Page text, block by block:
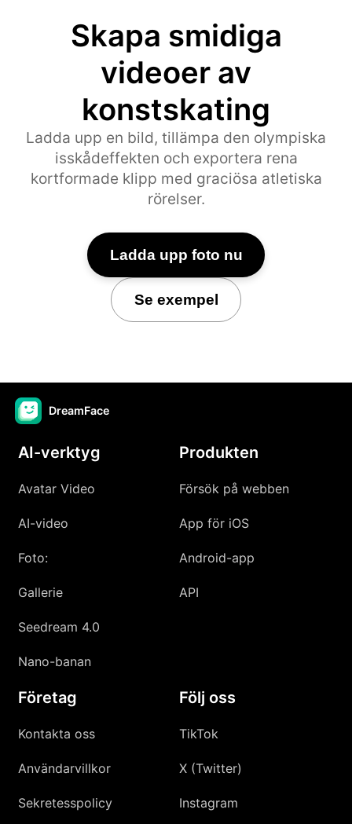
Skapa smidiga
videoer av
konstskating
Ladda upp en bild, tillämpa den olympiska
isskådeffekten och exportera rena
kortformade klipp med graciösa atletiska
rörelser.
Ladda upp foto nu
Se exempel
DreamFace
AI-verktyg
Avatar Video
AI-video
Foto:
Gallerie
Seedream 4.0
Nano-banan
Produkten
Försök på webben
App för iOS
Android-app
API
Företag
Kontakta oss
Användarvillkor
Sekretesspolicy
Följ oss
TikTok
X (Twitter)
Instagram